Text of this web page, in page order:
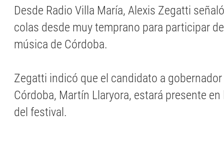
Desde Radio Villa María, Alexis Zegatti
colas desde muy temprano para participar
música de Córdoba.
Zegatti indicó que el candidato a
Córdoba, Martín Llaryora, estará presente
del festival.